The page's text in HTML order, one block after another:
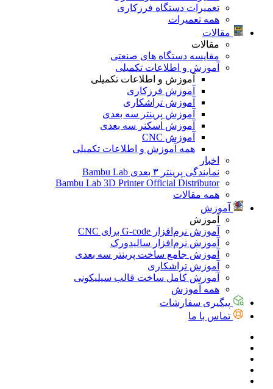
تعمیرات دستگاه فرزکاری
همه تعمیرات
مقالات
مقالات
مقایسه دستگاه های صنعتی
آموزش و اطلاعات تکمیلی
آموزش و اطلاعات تکمیلی
آموزش فرزکاری
آموزش تراشکاری
آموزش پرینتر سه بعدی
آموزش اسکنر سه بعدی
آموزش CNC
همه آموزش و اطلاعات تکمیلی
اخبار
نمایندگی پرینتر ۳ بعدی Bambu Lab
Bambu Lab 3D Printer Official Distributor
همه مقالات
آموزش
آموزش
آموزش نرم‌افزار G-code برای CNC
آموزش نرم‌افزار سالیدورک
آموزش جامع ساخت پرینتر سه بعدی
آموزش تراشکاری
آموزش کامل ساخت قالب سیلیکونی
همه آموزش
پیگیری سفارشات
تماس با ما